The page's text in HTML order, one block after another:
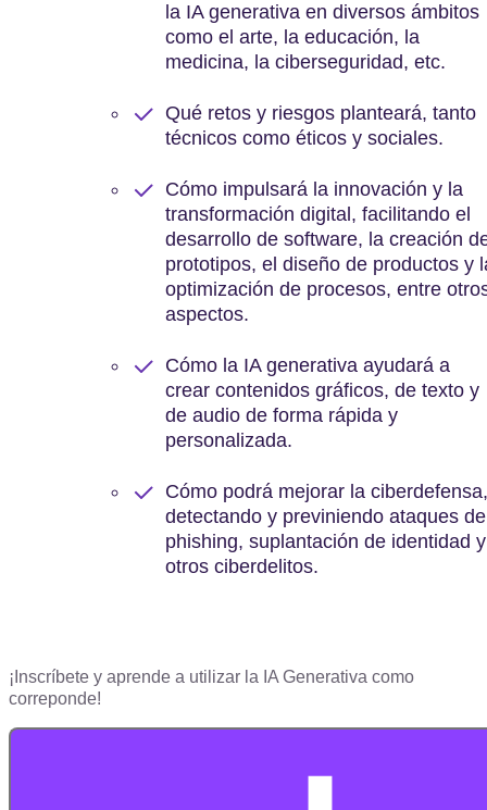
la IA generativa en diversos ámbitos
como el arte, la educación, la
medicina, la ciberseguridad, etc.
Qué retos y riesgos planteará, tanto
técnicos como éticos y sociales.
Cómo impulsará la innovación y la
transformación digital, facilitando el
desarrollo de software, la creación
prototipos, el diseño de productos y
optimización de procesos, entre
aspectos.
Cómo la IA generativa ayudará a
crear contenidos gráficos, de texto y
de audio de forma rápida y
personalizada.
Cómo podrá mejorar la ciberdefensa,
detectando y previniendo ataques de
phishing, suplantación de identidad y
otros ciberdelitos.
¡Inscríbete y aprende a utilizar la IA Generativa como
correponde!